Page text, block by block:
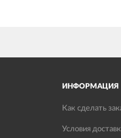
ИНФОРМАЦИЯ
Как сделать
Условия